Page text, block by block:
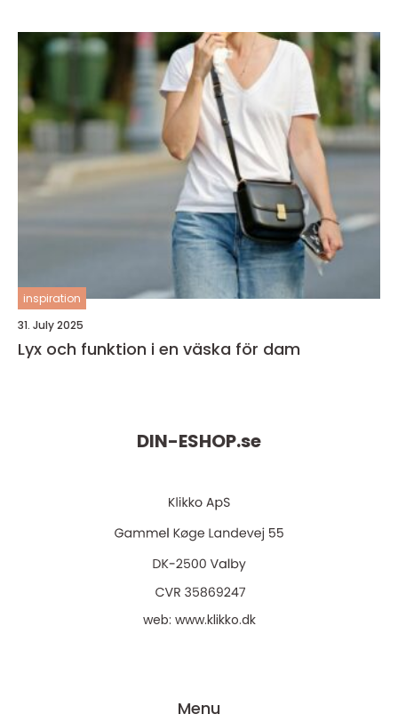
inspiration
31. July 2025
Lyx och funktion i en väska för dam
DIN-ESHOP.se
web: www.klikko.dk
Menu